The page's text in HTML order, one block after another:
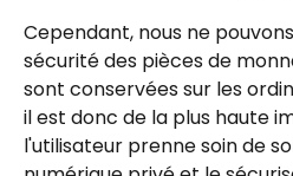
Cependant, nous ne
sécurité des pièces de
sont conservées sur les
il est donc de la plus haute
l'utilisateur prenne soin de